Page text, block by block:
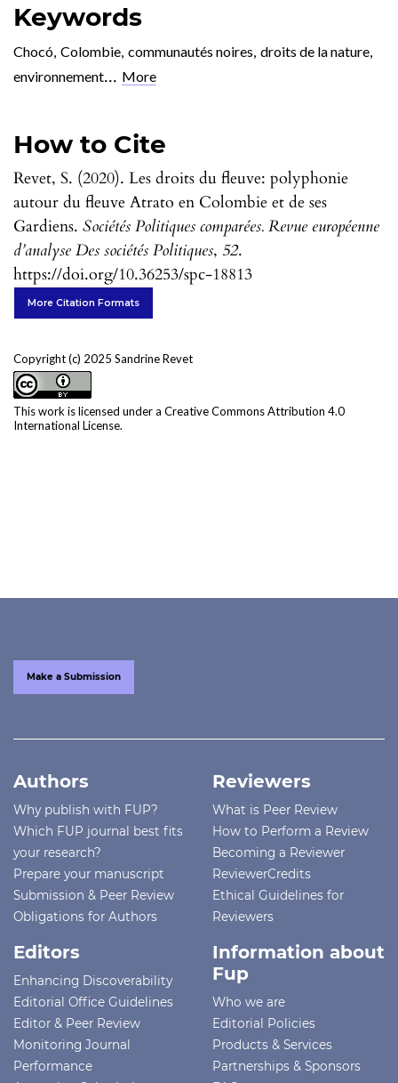
Keywords
Chocó Colombie communautés noires droits de la nature
environnement... More
How to Cite
Revet, S. (2020). Les droits du fleuve: polyphonie
autour du fleuve Atrato en Colombie et de ses
Gardiens. Sociétés Politiques comparées. Revue européenne
d’analyse Des sociétés Politiques, 52.
https://doi.org/10.36253/spc-18813
More Citation Formats
Copyright (c) 2025 Sandrine Revet
This work is licensed under a Creative Commons Attribution 4.0
International License.
Make a Submission
Authors
Why publish with FUP?
Which FUP journal best fits
your research?
Prepare your manuscript
Submission & Peer Review
Obligations for Authors
Reviewers
What is Peer Review
How to Perform a Review
Becoming a Reviewer
ReviewerCredits
Ethical Guidelines for
Reviewers
Editors
Enhancing Discoverability
Editorial Office Guidelines
Editor & Peer Review
Monitoring Journal
Performance
Information about
Fup
Who we are
Editorial Policies
Products & Services
Partnerships & Sponsors